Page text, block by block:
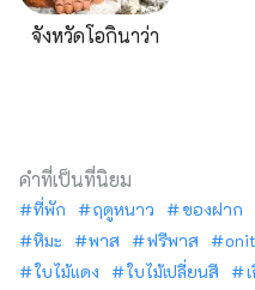
จังหวัดโอกินาว่า
คำที่เป็นที่นิยม
ที่พัก ฤดูหนาว ของฝาก
หิมะ
พาส ฟรีพาส
ใบไม้แดง
ใบไม้เปลี่ยนสี